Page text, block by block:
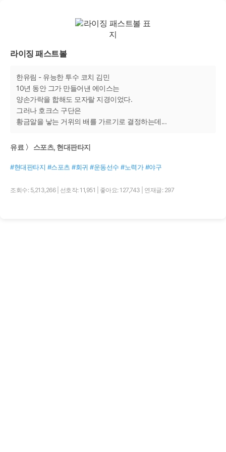
라이징 패스트볼
한유림 - 유능한 투수 코치 김민
10년 동안 그가 만들어낸 에이스는
양손가락을 합해도 모자랄 지경이었다.
그러나 호크스 구단은
황금알을 낳는 거위의 배를 가르기로 결정하는데...
유료 〉 스포츠, 현대판타지
#현대판타지 #스포츠 #회귀 #운동선수 #노력가 #야구
조회수: 5,213,266 선호작: 11,951 좋아요: 127,743 연재글: 297